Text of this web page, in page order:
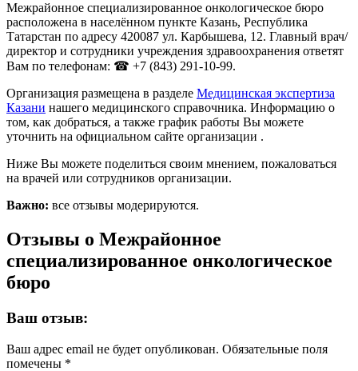
Межрайонное специализированное онкологическое бюро
расположена в населённом пункте Казань, Республика
Татарстан по адресу 420087 ул. Карбышева, 12. Главный врач/
директор и сотрудники учреждения здравоохранения ответят
Вам по телефонам: ☎ +7 (843) 291-10-99.
Организация размещена в разделе Медицинская экспертиза
Казани нашего медицинского справочника. Информацию о
том, как добраться, а также график работы Вы можете
уточнить на официальном сайте организации .
Ниже Вы можете поделиться своим мнением, пожаловаться
на врачей или сотрудников организации.
Важно: все отзывы модерируются.
Отзывы о Межрайонное
специализированное онкологическое
бюро
Ваш отзыв:
Ваш адрес email не будет опубликован. Обязательные поля
помечены *